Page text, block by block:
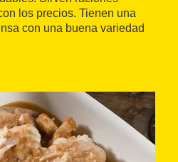
los precios. Tienen una
con una buena variedad